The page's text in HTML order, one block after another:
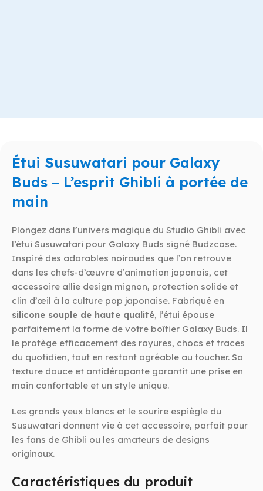
Étui Susuwatari pour Galaxy
Buds – L’esprit Ghibli à portée de
main
Plongez dans l’univers magique du Studio Ghibli avec
l’étui Susuwatari pour Galaxy Buds signé Budzcase.
Inspiré des adorables noiraudes que l’on retrouve
dans les chefs-d’œuvre d’animation japonais, cet
accessoire allie design mignon, protection solide et
clin d’œil à la culture pop japonaise. Fabriqué en
silicone souple de haute qualité, l’étui épouse
parfaitement la forme de votre boîtier Galaxy Buds. Il
le protège efficacement des rayures, chocs et traces
du quotidien, tout en restant agréable au toucher. Sa
texture douce et antidérapante garantit une prise en
main confortable et un style unique.
Les grands yeux blancs et le sourire espiègle du
Susuwatari donnent vie à cet accessoire, parfait pour
les fans de Ghibli ou les amateurs de designs
originaux.
Caractéristiques du produit